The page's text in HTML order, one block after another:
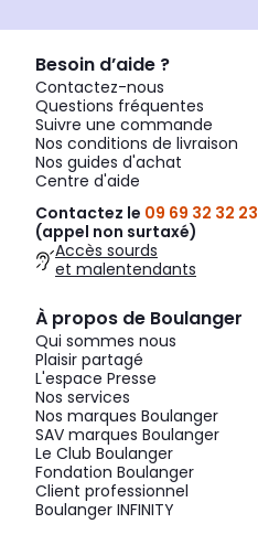
Besoin d’aide ?
Contactez-nous
Questions fréquentes
Suivre une commande
Nos conditions de livraison
Nos guides d'achat
Centre d'aide
Contactez le 09 69 32 32 23
(appel non surtaxé)
Accès sourds
et malentendants
À propos de Boulanger
Qui sommes nous
Plaisir partagé
L'espace Presse
Nos services
Nos marques Boulanger
SAV marques Boulanger
Le Club Boulanger
Fondation Boulanger
Client professionnel
Boulanger INFINITY